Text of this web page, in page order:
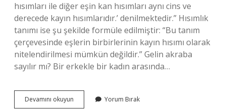
hısımları ile diğer eşin kan hısımları aynı cins ve
derecede kayın hısımlarıdır.’ denilmektedir.” Hısımlık
tanımı ise şu şekilde formüle edilmiştir: “Bu tanım
çerçevesinde eşlerin birbirlerinin kayın hısımı olarak
nitelendirilmesi mümkün değildir.” Gelin akraba
sayılır mı? Bir erkekle bir kadın arasında…
Devamını okuyun Yorum Bırak